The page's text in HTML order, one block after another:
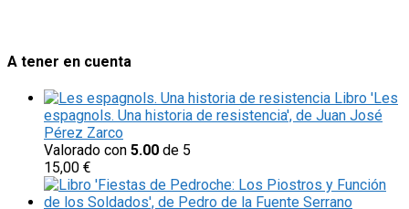
A tener en cuenta
Libro 'Les
espagnols. Una historia de resistencia', de Juan José
Pérez Zarco
Valorado con 5.00 de 5
15,00 €